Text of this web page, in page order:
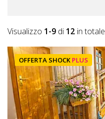
Visualizzo 1-9 di 12 in totale
OFFERTA SHOCK PLUS